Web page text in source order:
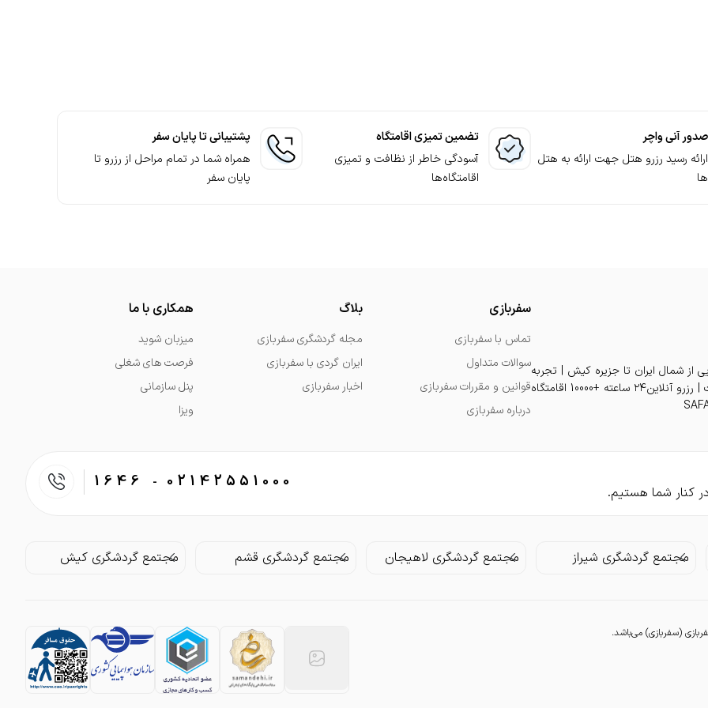
صدور آنی واچر
ارائه رسید رزرو هتل جهت ارائه به هتل
ها
تضمین تمیزی اقامتگاه
آسودگی خاطر از نظافت و تمیزی
اقامتگاه‌ها
پشتیبانی تا پایان سفر
همراه شما در تمام مراحل از رزرو تا
پایان سفر
از شمال ایران تا جزیره کیش | تجربه
اقامت دلنشین در بهترین هتل و ویلا و آپارتمان و سوئیت با بهترین قیمت | رزرو آنلاین۲۴ ساعته +10000 اقامتگاه
سفربازی
تماس با سفربازی
سوالات متداول
قوانین و مقررات سفربازی
درباره سفربازی
بلاگ
مجله گردشگری سفربازی
ایران گردی با سفربازی
اخبار سفربازی
همکاری با ما
میزبان شوید
فرصت های شغلی
پنل سازمانی
ویزا
02142551000
-
1646
مجتمع گردشگری شیراز مجتمع گردشگری لاهیجان مجتمع گردشگری قشم مجتمع گردشگری کیش
(سفربازی) می‌باشد.